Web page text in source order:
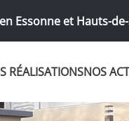
Essonne et Hauts-
RÉALISATIONSNOS